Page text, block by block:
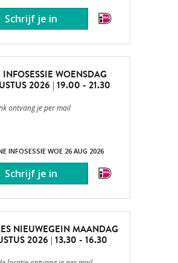
WOENSDAG
2026 | 19.00 - 21.30
ontvang je per mail
INFOSESSIE WOE 26 AUG 2026
NIEUWEGEIN MAANDAG
2026 | 13.30 - 16.30